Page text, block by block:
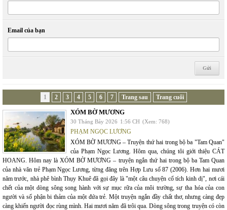
Email của bạn
1 2 3 4 5 6 7 Trang sau Trang cuối
XÓM BỜ MƯƠNG
30 Tháng Bảy 2026 1:56 CH (Xem: 768)
PHẠM NGỌC LƯƠNG
XÓM BỜ MƯƠNG – Truyện thứ hai trong bộ ba "Tam Quan"
của Phạm Ngọc Lương. Hôm qua, chúng tôi giới thiệu CÁT
HOANG. Hôm nay là XÓM BỜ MƯƠNG – truyện ngắn thứ hai trong bộ ba Tam Quan
của nhà văn trẻ Phạm Ngọc Lương, từng đăng trên Hợp Lưu số 87 (2006). Hơn hai mươi
năm trước, nhà phê bình Thụy Khuê đã gọi đây là "một câu chuyện cổ tích kinh dị", nơi cái
chết của một dòng sông song hành với sự mục rữa của môi trường, sự tha hóa của con
người và số phận bi thảm của một đứa trẻ. Một truyện ngắn đầy chất thơ, nhưng càng đẹp
càng khiến người đọc rùng mình. Hai mươi năm đã trôi qua. Dòng sông trong truyện có còn